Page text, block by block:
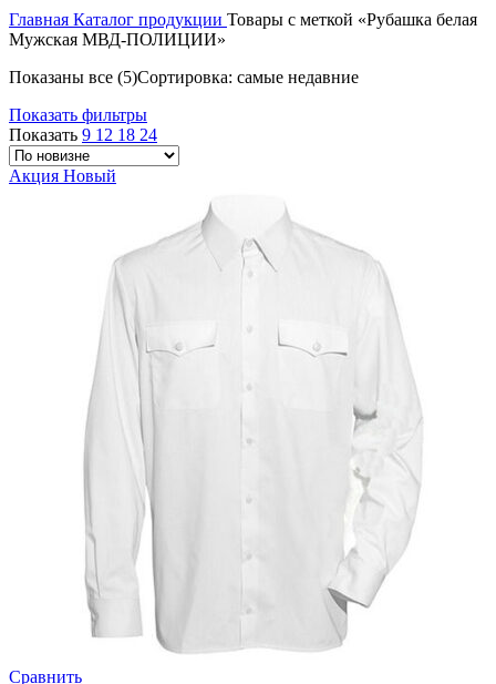
Главная Каталог продукции Товары с меткой «Рубашка белая
Мужская МВД-ПОЛИЦИИ»
Показаны все (5)Сортировка: самые недавние
Показать фильтры
Показать 9 12 18 24
Акция Новый
Сравнить